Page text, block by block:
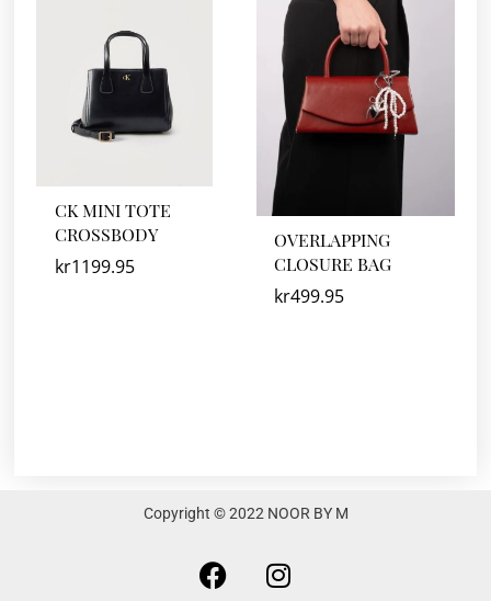
CK MINI TOTE
CROSSBODY
kr1199.95
OVERLAPPING
CLOSURE BAG
kr499.95
Copyright © 2022 NOOR BY M
F
a
I
n